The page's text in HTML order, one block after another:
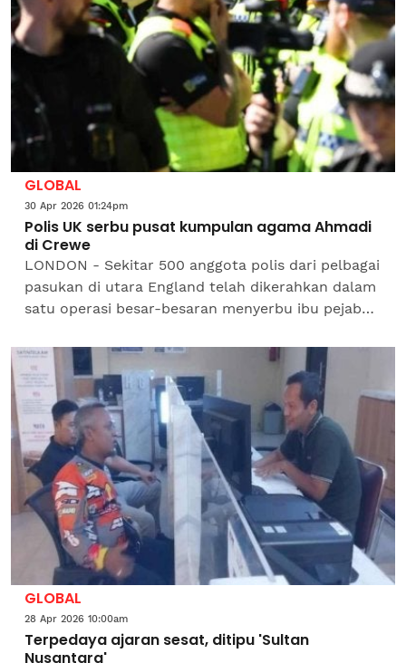
GLOBAL
30 Apr 2026 01:24pm
Polis UK serbu pusat kumpulan agama Ahmadi
di Crewe
LONDON - Sekitar 500 anggota polis dari pelbagai
pasukan di utara England telah dikerahkan dalam
satu operasi besar-besaran menyerbu ibu pejabat
(AROPL) di...
GLOBAL
28 Apr 2026 10:00am
Terpedaya ajaran sesat, ditipu 'Sultan
Nusantara'